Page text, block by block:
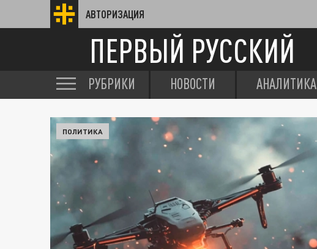
АВТОРИЗАЦИЯ
ПЕРВЫЙ РУССКИЙ
РУБРИКИ НОВОСТИ АНАЛИТИКА
ПОЛИТИКА